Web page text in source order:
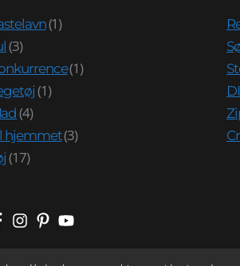
(1)
(3)
(1)
(1)
(4)
hjemmet(3)
(17)